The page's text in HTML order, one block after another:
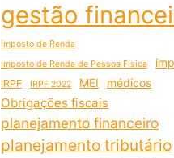
gestão
Imposto de Renda
Imposto de Renda de Pessoa Física
IRPF IRPF 2022 MEI médicos
Obrigações fiscais
planejamento financeiro
planejamento tributário